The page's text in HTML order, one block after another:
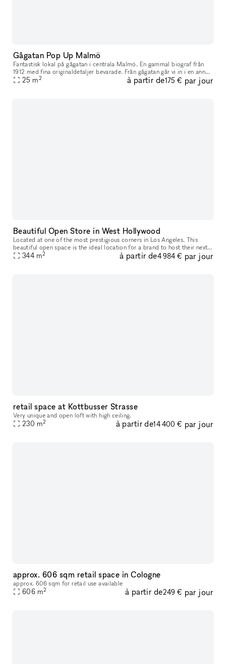
Gågatan Pop Up Malmö
Fantastisk lokal på gågatan i centrala Malmö. En gammal biograf från
1912 med fina originaldetaljer bevarade. Från gågatan går vi in i en annan
värld där vi mödosamt lagt ner både tid och hela vår s
25 m2 à partir de175 € par jour
Beautiful Open Store in West Hollywood
Located at one of the most prestigious corners in Los Angeles. This
beautiful open space is the ideal location for a brand to host their next
Pop-Up, product launch or showroom. This large and open
344 m2 à partir de4 984 € par jour
retail space at Kottbusser Strasse
Very unique and open loft with high ceiling.
230 m2 à partir de14 400 € par jour
approx. 606 sqm retail space in Cologne
approx. 606 sqm for retail use available
606 m2 à partir de249 € par jour